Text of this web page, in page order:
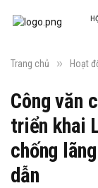
Trang chủ » Hoạt
Công văn
triển khai
chống
dẫn